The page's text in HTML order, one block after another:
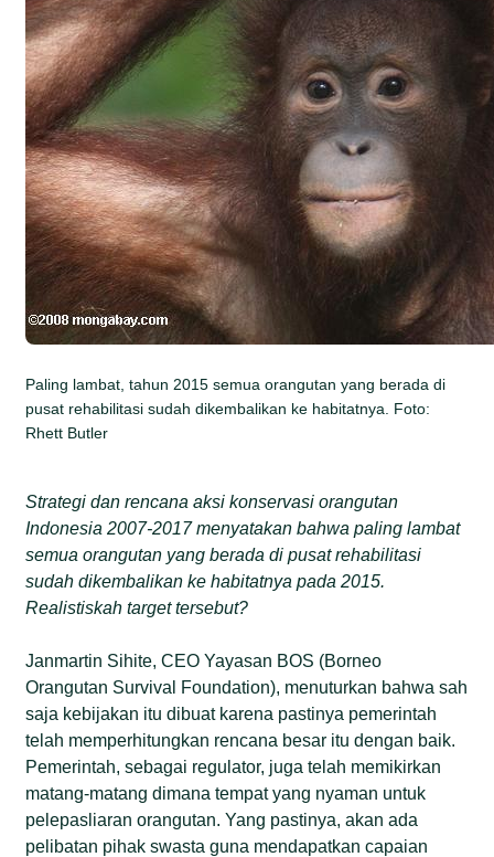
Paling lambat, tahun 2015 semua orangutan yang berada di
pusat rehabilitasi sudah dikembalikan ke habitatnya. Foto:
Rhett Butler
Strategi dan rencana aksi konservasi orangutan
Indonesia 2007-2017 menyatakan bahwa paling lambat
semua orangutan yang berada di pusat rehabilitasi
sudah dikembalikan ke habitatnya pada 2015.
Realistiskah target tersebut?
Janmartin Sihite, CEO Yayasan BOS (Borneo
Orangutan Survival Foundation), menuturkan bahwa sah
saja kebijakan itu dibuat karena pastinya pemerintah
telah memperhitungkan rencana besar itu dengan baik.
Pemerintah, sebagai regulator, juga telah memikirkan
matang-matang dimana tempat yang nyaman untuk
pelepasliaran orangutan. Yang pastinya, akan ada
pelibatan pihak swasta guna mendapatkan capaian